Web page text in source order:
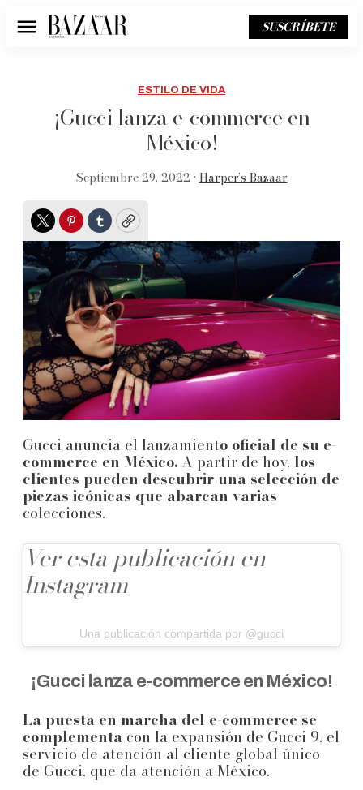
Menú SUSCRÍBETE
ESTILO DE VIDA
¡Gucci lanza e-commerce en
México!
Septiembre 29, 2022 • Harper’s Bazaar
TwitterPinterest
TumblrCopy
Gucci anuncia el lanzamiento oficial de su e-
commerce en México.A partir de hoy, los
clientes pueden descubrir una selección de
piezas icónicas que abarcan varias
colecciones.
Ver esta publicación en
Instagram
Una publicación compartida por @gucci
¡Gucci lanza e-commerce en México!
La puesta en marcha del e-commerce se
complementa con la expansión de Gucci 9, el
servicio de atención al cliente global único
de Gucci, que da atención a México.